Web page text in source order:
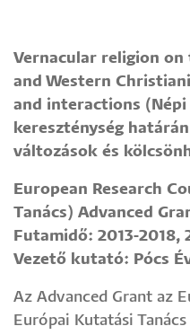
Vernacular religion
and Western
and interactions
kereszténység
változások és
European Research
Tanács) Advanced
Futamidő: 2013-2018,
Vezető kutató: Pócs
Az Advanced Grant az
Európai Kutatási